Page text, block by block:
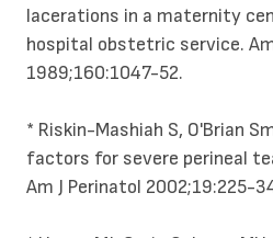
lacerations in a maternity
hospital obstetric service.
1989;160:1047-52.
* Riskin-Mashiah S, O'Brian
factors for severe perineal
Am J Perinatol 2002;19:225-